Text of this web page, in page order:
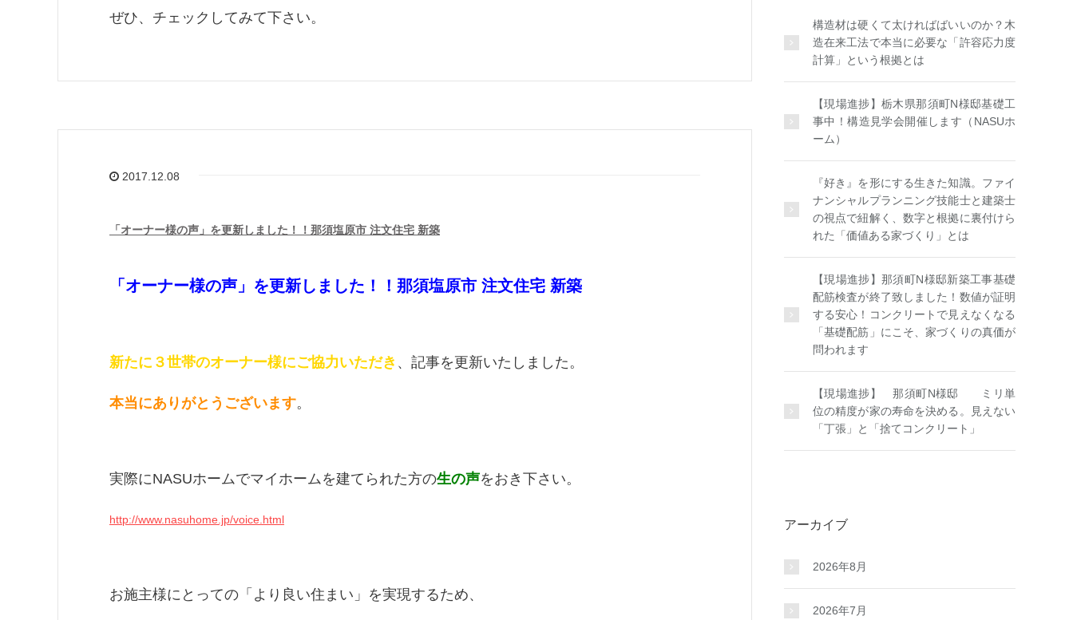
ぜひ、チェックしてみて下さい。
2017.12.08
「オーナー様の声」を更新しました！！那須塩原市 注文住宅 新築
「オーナー様の声」を更新しました！！那須塩原市 注文住宅 新築
新たに３世帯のオーナー様にご協力いただき 、記事を更新いたしました。
本当にありがとうございます。
実際にNASUホームでマイホームを建てられた方の生の声をおき下さい。
http://www.nasuhome.jp/voice.html
お施主様にとっての「より良い住まい」を実現するため、
構造材は硬くて太ければばいいのか？木
造在来工法で本当に必要な「許容応力度
計算」という根拠とは
【現場進捗】栃木県那須町N様邸基礎工
事中！構造見学会開催します（NASUホ
ーム）
『好き』を形にする生きた知識。ファイ
ナンシャルプランニング技能士と建築士
の視点で紐解く、数字と根拠に裏付けら
れた「価値ある家づくり」とは
【現場進捗】那須町N様邸新築工事基礎
配筋検査が終了致しました！数値が証明
する安心！コンクリートで見えなくなる
「基礎配筋」にこそ、家づくりの真価が
問われます
【現場進捗】 那須町N様邸 ミリ単
位の精度が家の寿命を決める。見えない
「丁張」と「捨てコンクリート」
アーカイブ
2026年8月
2026年7月